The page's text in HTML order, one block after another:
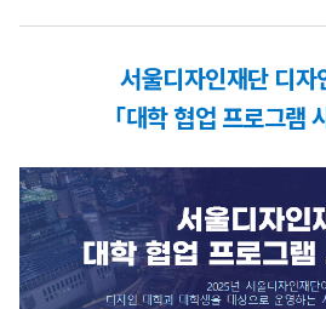
서울디자인재단 디자
「대학 협업 프로그램